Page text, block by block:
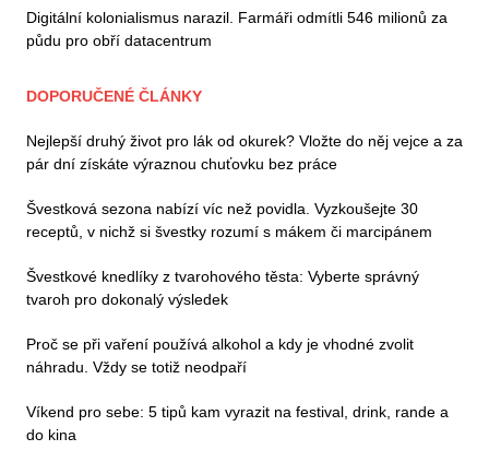
Digitální kolonialismus narazil. Farmáři odmítli 546 milionů za
půdu pro obří datacentrum
DOPORUČENÉ ČLÁNKY
Nejlepší druhý život pro lák od okurek? Vložte do něj vejce a za
pár dní získáte výraznou chuťovku bez práce
Švestková sezona nabízí víc než povidla. Vyzkoušejte 30
receptů, v nichž si švestky rozumí s mákem či marcipánem
Švestkové knedlíky z tvarohového těsta: Vyberte správný
tvaroh pro dokonalý výsledek
Proč se při vaření používá alkohol a kdy je vhodné zvolit
náhradu. Vždy se totiž neodpaří
Víkend pro sebe: 5 tipů kam vyrazit na festival, drink, rande a
do kina